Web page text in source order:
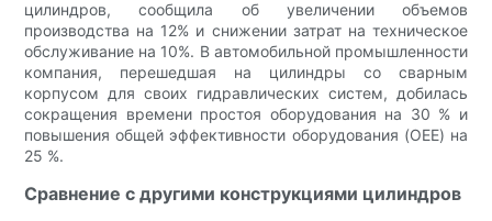
цилиндров, сообщила об увеличении объемов
производства на 12% и снижении затрат на техническое
обслуживание на 10%. В автомобильной промышленности
компания, перешедшая на цилиндры со сварным
корпусом для своих гидравлических систем, добилась
сокращения времени простоя оборудования на 30 % и
повышения общей эффективности оборудования (OEE) на
25 %.
Сравнение с другими конструкциями цилиндров